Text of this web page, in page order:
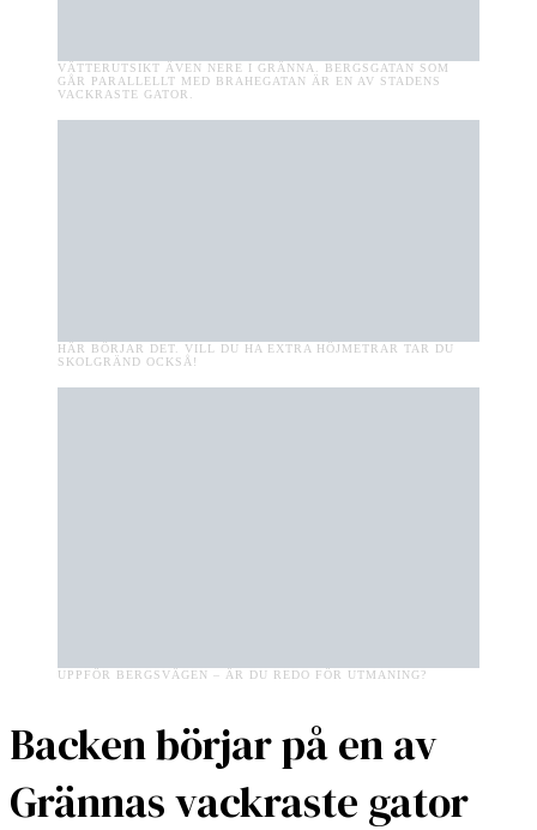
VÄTTERUTSIKT ÄVEN NERE I GRÄNNA. BERGSGATAN SOM
GÅR PARALLELLT MED BRAHEGATAN ÄR EN AV STADENS
VACKRASTE GATOR.
HÄR BÖRJAR DET. VILL DU HA EXTRA HÖJMETRAR TAR DU
SKOLGRÄND OCKSÅ!
UPPFÖR BERGSVÄGEN – ÄR DU REDO FÖR UTMANING?
Backen börjar på en av
Grännas vackraste gator